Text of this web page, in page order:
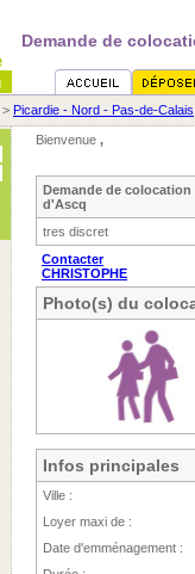
Demande de
> Picardie - Nord - Pas-de-Calais
Bienvenue ,
Demande de colocation
d'Ascq
tres discret
Contacter
CHRISTOPHE
Photo(s) du
Infos principales
Ville :
Loyer maxi de :
Date d'emménagement :